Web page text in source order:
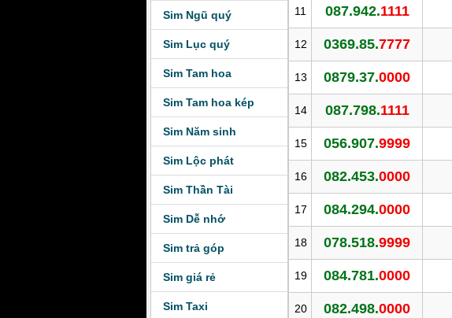
Sim Ngũ quý
Sim Lục quý
Sim Tam hoa
Sim Tam hoa kép
Sim Năm sinh
Sim Lộc phát
Sim Thần Tài
Sim Dễ nhớ
Sim trả góp
Sim giá rẻ
Sim Taxi
11 087.942.1111
12 0369.85.7777
13 0879.37.0000
14 087.798.1111
15 056.907.9999
16 082.453.0000
17 084.294.0000
18 078.518.9999
19 084.781.0000
20 082.498.0000